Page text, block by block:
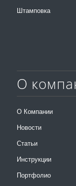
Штамповка
О
О Компании
Новости
Статьи
Инструкции
Портфолио